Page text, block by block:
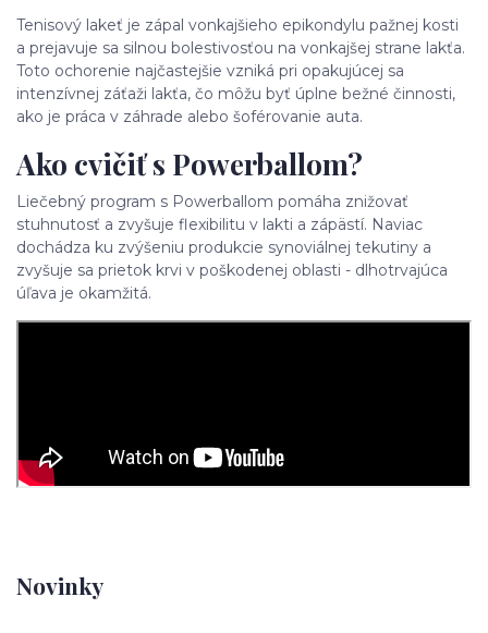
Novinky
Tenisový lakeť je zápal vonkajšieho epikondylu pažnej kosti
a prejavuje sa silnou bolestivosťou na vonkajšej strane lakťa.
Toto ochorenie najčastejšie vzniká pri opakujúcej sa
intenzívnej záťaži lakťa, čo môžu byť úplne bežné činnosti,
ako je práca v záhrade alebo šoférovanie auta.
Ako cvičiť s Powerballom?
Liečebný program s Powerballom pomáha znižovať
stuhnutosť a zvyšuje flexibilitu v lakti a zápästí. Naviac
dochádza ku zvýšeniu produkcie synoviálnej tekutiny a
zvyšuje sa prietok krvi v poškodenej oblasti - dlhotrvajúca
úľava je okamžitá.